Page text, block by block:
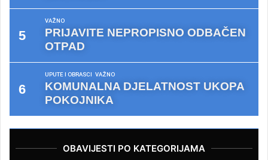
VAŽNO
PRIJAVITE NEPROPISNO ODBAČEN
OTPAD
UPUTE I OBRASCI VAŽNO
KOMUNALNA DJELATNOST UKOPA
POKOJNIKA
OBAVIJESTI PO KATEGORIJAMA